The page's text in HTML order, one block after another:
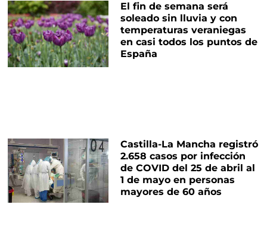
El fin de semana será
soleado sin lluvia y con
temperaturas veraniegas
en casi todos los puntos de
España
Castilla-La Mancha registró
2.658 casos por infección
de COVID del 25 de abril al
1 de mayo en personas
mayores de 60 años